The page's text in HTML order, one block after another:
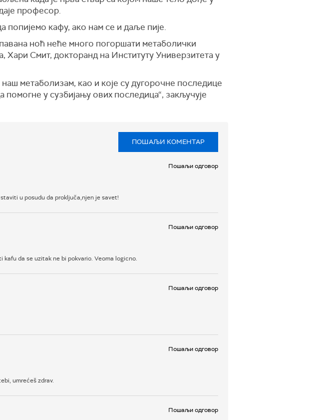
професор.
попијемо кафу, ако нам се и даље пије.
ноћ неће много погоршати метаболички
Смит, докторанд на Институту Универзитета у
метаболизам, као и које су дугорочне последице
у сузбијању ових последица“, закључује
ПОШАЉИ КОМЕНТАР
Пошаљи одговор
u posudu da proključa,njen je savet!
Пошаљи одговор
da se uzitak ne bi pokvario. Veoma logicno.
Пошаљи одговор
Пошаљи одговор
umrećeš zdrav.
Пошаљи одговор